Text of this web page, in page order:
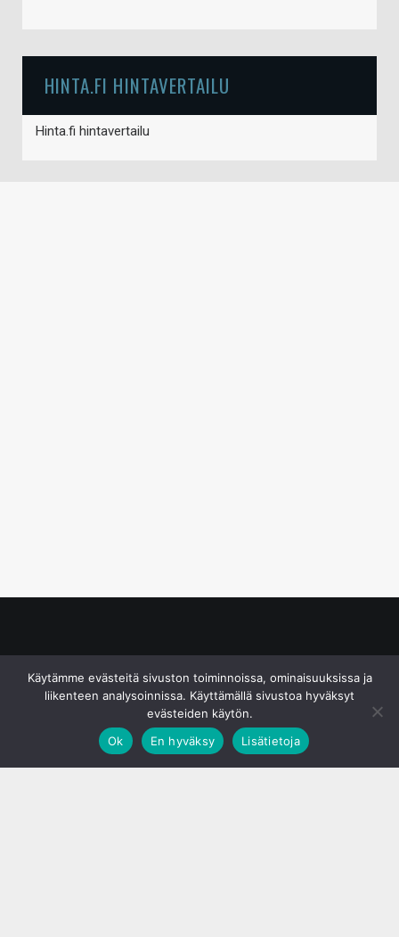
HINTA.FI HINTAVERTAILU
Hinta.fi hintavertailu
Käytämme evästeitä sivuston toiminnoissa, ominaisuuksissa ja
liikenteen analysoinnissa. Käyttämällä sivustoa hyväksyt
evästeiden käytön.
Ok
En hyväksy Lisätietoja